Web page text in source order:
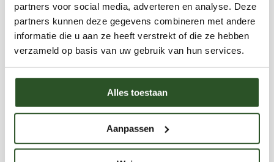
partners voor social media, adverteren en analyse. Deze
partners kunnen deze gegevens combineren met andere
informatie die u aan ze heeft verstrekt of die ze hebben
verzameld op basis van uw gebruik van hun services.
Alles toestaan
Aanpassen
Zadenmengsel, eenjarige
akkerbloemen, 10 gram
prijs
Zadenmengsel, insecten,
100 gram (inheems) - 1-2
jarig/meerjarig
Normale
€29,75